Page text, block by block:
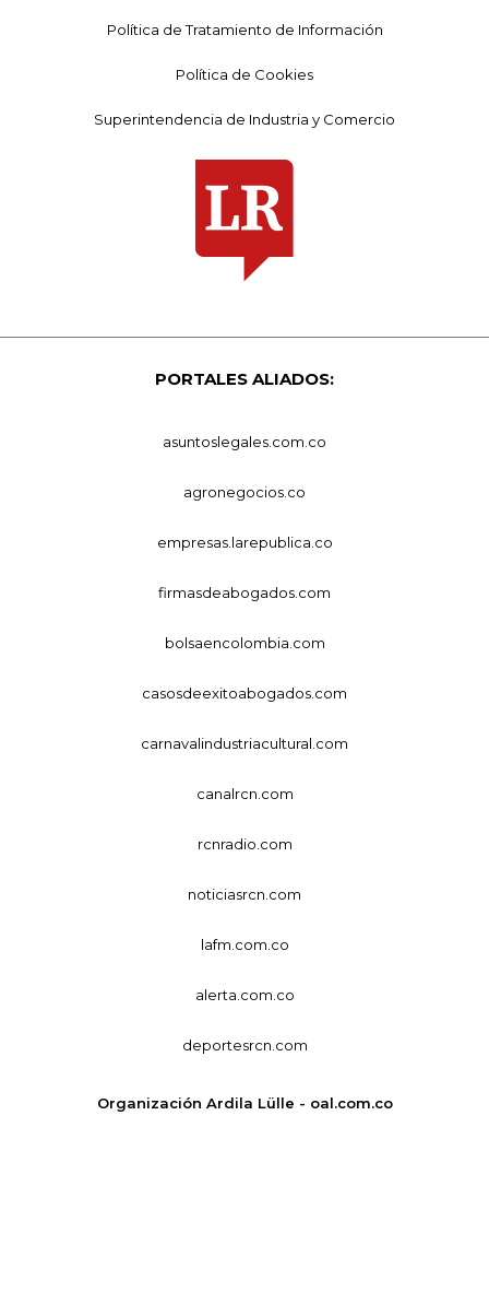
Política de Tratamiento de Información
Política de Cookies
Superintendencia de Industria y Comercio
PORTALES ALIADOS:
asuntoslegales.com.co
agronegocios.co
empresas.larepublica.co
firmasdeabogados.com
bolsaencolombia.com
casosdeexitoabogados.com
carnavalindustriacultural.com
canalrcn.com
rcnradio.com
noticiasrcn.com
lafm.com.co
alerta.com.co
deportesrcn.com
Organización Ardila Lülle - oal.com.co